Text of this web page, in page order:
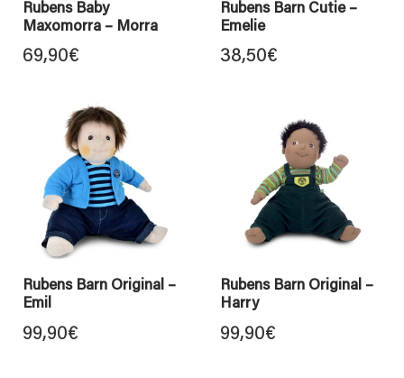
Rubens Baby
Maxomorra – Morra
69,90€
Rubens Barn Cutie –
Emelie
38,50€
Rubens Barn Original –
Emil
99,90€
Rubens Barn Original –
Harry
99,90€